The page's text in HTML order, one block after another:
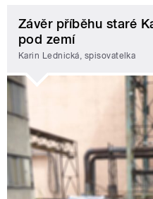
Závěr příběhu staré
pod zemí
Karin Lednická, spisovatelka